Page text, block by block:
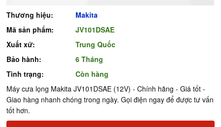
Thương hiệu:
Makita
Mã sản phẩm:
JV101DSAE
Xuất xứ:
Trung Quốc
Bảo hành:
6 Tháng
Tình trạng:
Còn hàng
Máy cưa lọng Makita JV101DSAE (12V) - Chính hãng - Giá tốt -
Giao hàng nhanh chóng trong ngày. Gọi điện ngay để được tư vấn
tốt hơn.